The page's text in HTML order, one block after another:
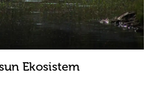
Ekosistem